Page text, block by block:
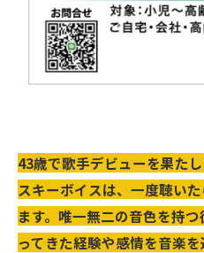
43歳で歌手デビューを果た
スキーボイスは、一度聴い
ます。唯一無二の音色を持
ってきた経験や感情を音楽